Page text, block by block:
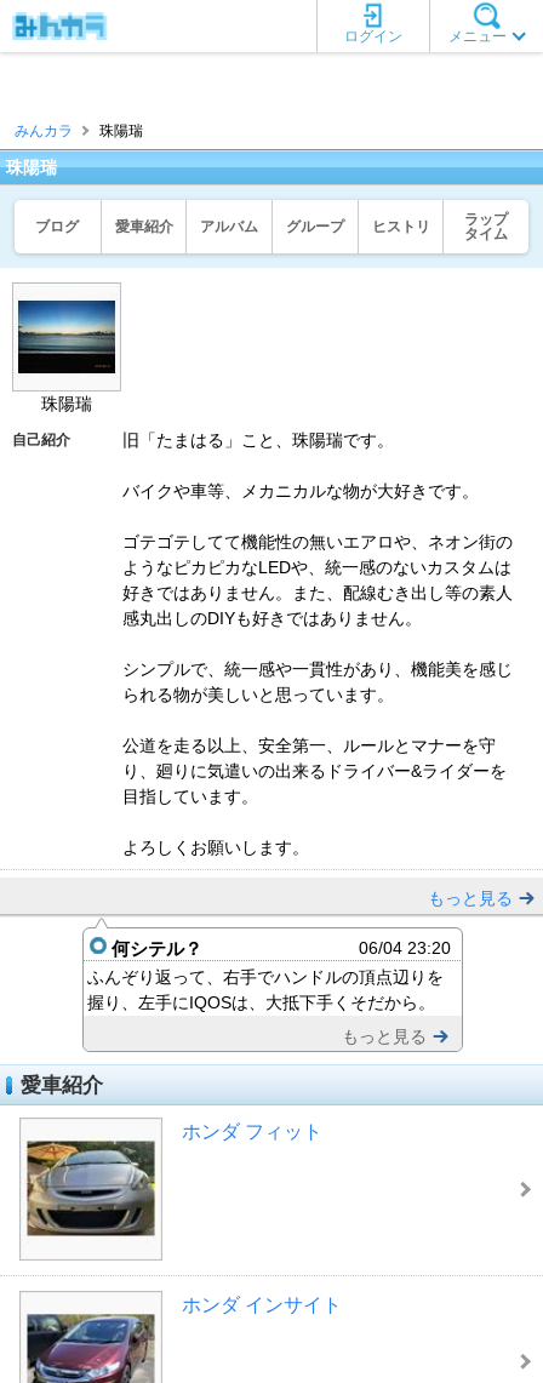
メニュー
ログイン
みんカラ 珠陽瑞
珠陽瑞
ブログ 愛車紹介 アルバム グループ ヒストリ
ラップ
タイム
珠陽瑞
自己紹介 旧「たまはる」こと、珠陽瑞です。
バイクや車等、メカニカルな物が大好きです。
ゴテゴテしてて機能性の無いエアロや、ネオン街の
ようなピカピカなLEDや、統一感のないカスタムは
好きではありません。また、配線むき出し等の素人
感丸出しのDIYも好きではありません。
シンプルで、統一感や一貫性があり、機能美を感じ
られる物が美しいと思っています。
公道を走る以上、安全第一、ルールとマナーを守
り、廻りに気遣いの出来るドライバー&ライダーを
目指しています。
よろしくお願いします。
もっと見る
何シテル？
06/04 23:20
ふんぞり返って、右手でハンドルの頂点辺りを
握り、左手にIQOSは、大抵下手くそだから。
もっと見る
愛車紹介
ホンダ フィット
ホンダ インサイト